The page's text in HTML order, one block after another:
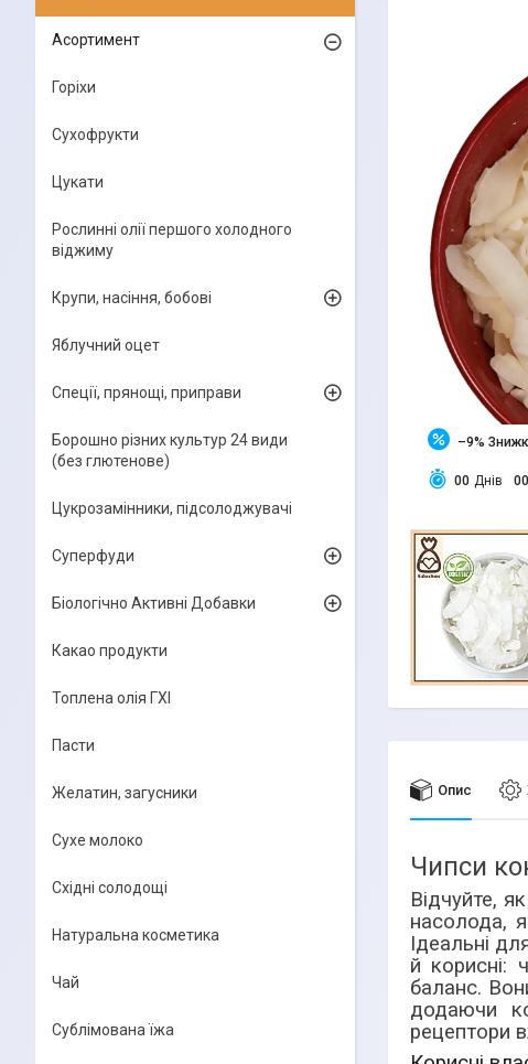
–9%
00 Днів 00
Опис
Чипси
Відчуйте,
насолода,
Ідеальні
й корисні:
баланс.
додаючи
рецептори
Асортимент
Горіхи
Сухофрукти
Цукати
Рослинні олії першого холодного
віджиму
Крупи, насіння, бобові
Яблучний оцет
Спеції, прянощі, приправи
Борошно різних культур 24 види
(без глютенове)
Цукрозамінники, підсолоджувачі
Суперфуди
Біологічно Активні Добавки
Какао продукти
Топлена олія ГХІ
Пасти
Желатин, загусники
Сухе молоко
Східні солодощі
Натуральна косметика
Чай
Сублімована їжа